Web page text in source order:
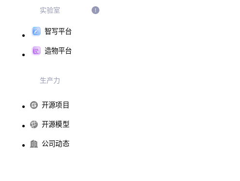
实验室
智写平台
造物平台
生产力
开源项目
开源模型
公司动态